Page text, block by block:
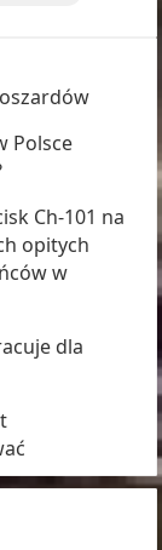
Polsce
Ch-101 na
opitych
w
dla